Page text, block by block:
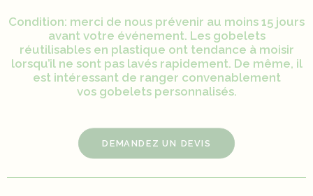
Condition: merci de nous prévenir au moins 15 jours
avant votre événement. Les gobelets
réutilisablesen plastique ont tendance à moisir
lorsqu’il ne sont pas lavés rapidement. De même, il
est intéressant de ranger convenablement
vos gobelets personnalisés.
DEMANDEZ UN DEVIS